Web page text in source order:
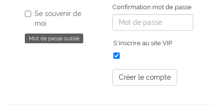
Se souvenir de
moi
Mot de passe oublié
Confirmation mot de passe
S'inscrire au site VIP
Créer le compte